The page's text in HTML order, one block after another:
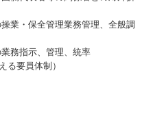
業・保全管理業務管理、全般調
務指示、管理、統率
る要員体制）